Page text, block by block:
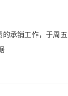
承销工作，于周五